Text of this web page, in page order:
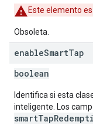
Este elemento
Obsoleta.
enableSmartTap
boolean
Identifica si esta
inteligente. Los